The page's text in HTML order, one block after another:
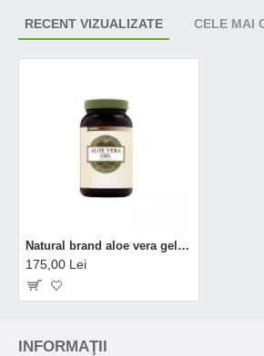
RECENT VIZUALIZATE CELE MAI
Natural brand aloe vera gel (90 Cps), GNC Live Well
175,00 Lei
INFORMAŢII